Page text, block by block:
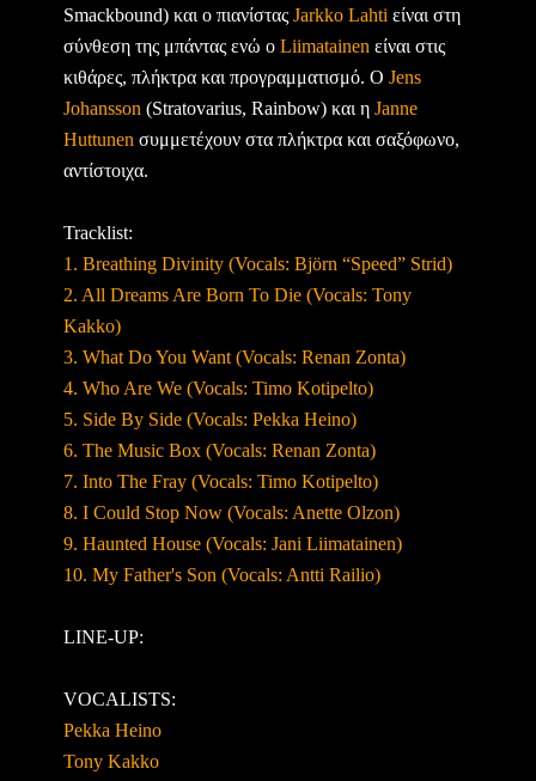
Smackbound) και ο πιανίστας Jarkko Lahti είναι στη
σύνθεση της μπάντας ενώ ο Liimatainen είναι στις
κιθάρες, πλήκτρα και προγραμματισμό. Ο Jens
Johansson (Stratovarius, Rainbow) και η Janne
Huttunen συμμετέχουν στα πλήκτρα και σαξόφωνο,
αντίστοιχα.
Tracklist:
1. Breathing Divinity (Vocals: Björn “Speed” Strid)
2. All Dreams Are Born To Die (Vocals: Tony
Kakko)
3. What Do You Want (Vocals: Renan Zonta)
4. Who Are We (Vocals: Timo Kotipelto)
5. Side By Side (Vocals: Pekka Heino)
6. The Music Box (Vocals: Renan Zonta)
7. Into The Fray (Vocals: Timo Kotipelto)
8. I Could Stop Now (Vocals: Anette Olzon)
9. Haunted House (Vocals: Jani Liimatainen)
10. My Father's Son (Vocals: Antti Railio)
LINE-UP:
VOCALISTS:
Pekka Heino
Tony Kakko